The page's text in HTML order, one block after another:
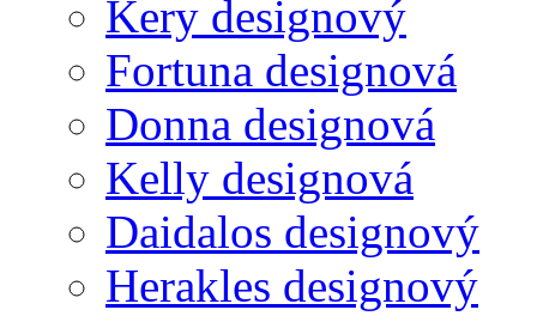
Kery designový
Fortuna designová
Donna designová
Kelly designová
Daidalos designový
Herakles designový